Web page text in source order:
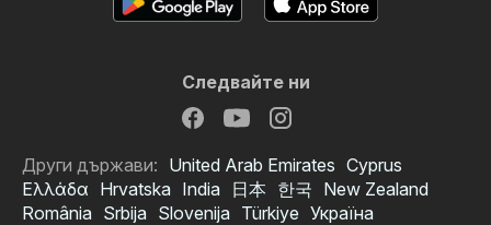
Следвайте ни
Други държави: United Arab Emirates Cyprus
Ελλάδα Hrvatska India 日本 한국 New Zealand
România Srbija Slovenija Türkiye Україна